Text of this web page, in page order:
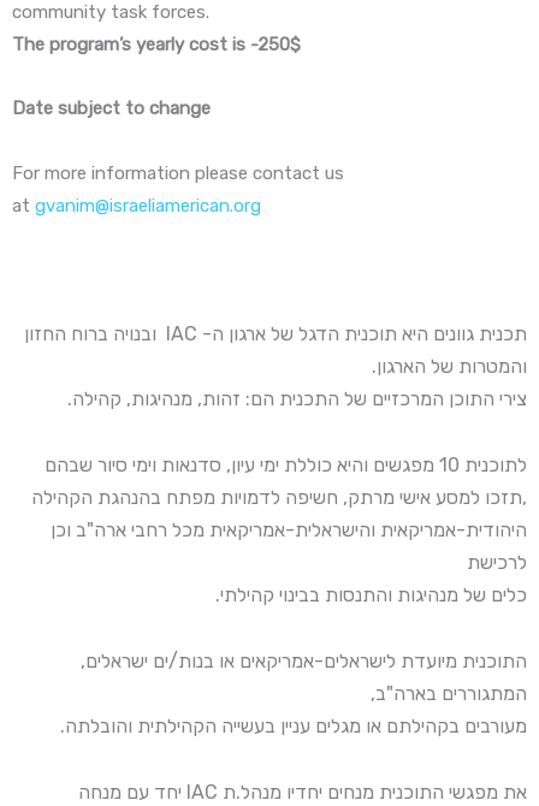
community task forces.
The program’s yearly cost is -250$
Date subject to change
For more information please contact us
at gvanim@israeliamerican.org
תכנית גוונים היא תוכנית הדגל של ארגון ה- IAC ובנויה ברוח החזון
והמטרות של הארגון.
צירי התוכן המרכזיים של התכנית הם: זהות, מנהיגות, קהילה.
לתוכנית 10 מפגשים והיא כוללת ימי עיון, סדנאות וימי סיור שבהם
,תזכו למסע אישי מרתק, חשיפה לדמויות מפתח בהנהגת הקהילה
היהודית-אמריקאית והישראלית-אמריקאית מכל רחבי ארה"ב וכן
לרכישת
כלים של מנהיגות והתנסות בבינוי קהילתי.
התוכנית מיועדת לישראלים-אמריקאים או בנות/ים ישראלים,
המתגוררים בארה"ב,
מעורבים בקהילתם או מגלים עניין בעשייה הקהילתית והובלתה.
את מפגשי התוכנית מנחים יחדיו מנהל.ת IAC יחד עם מנחה